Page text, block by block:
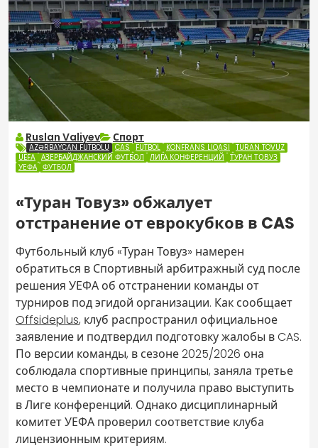
Ruslan Valiyev Спорт
AZƏRBAYCAN FUTBOLU CAS FUTBOL KONFRANS LIQASI TURAN TOVUZ
UEFA АЗЕРБАЙДЖАНСКИЙ ФУТБОЛ ЛИГА КОНФЕРЕНЦИЙ ТУРАН ТОВУЗ
УЕФА ФУТБОЛ
«Туран Товуз» обжалует
отстранение от еврокубков в CAS
Футбольный клуб «Туран Товуз» намерен
обратиться в Спортивный арбитражный суд после
решения УЕФА об отстранении команды от
турниров под эгидой организации. Как сообщает
Offsideplus, клуб распространил официальное
заявление и подтвердил подготовку жалобы в CAS.
По версии команды, в сезоне 2025/2026 она
соблюдала спортивные принципы, заняла третье
место в чемпионате и получила право выступить
в Лиге конференций. Однако дисциплинарный
комитет УЕФА проверил соответствие клуба
лицензионным критериям.